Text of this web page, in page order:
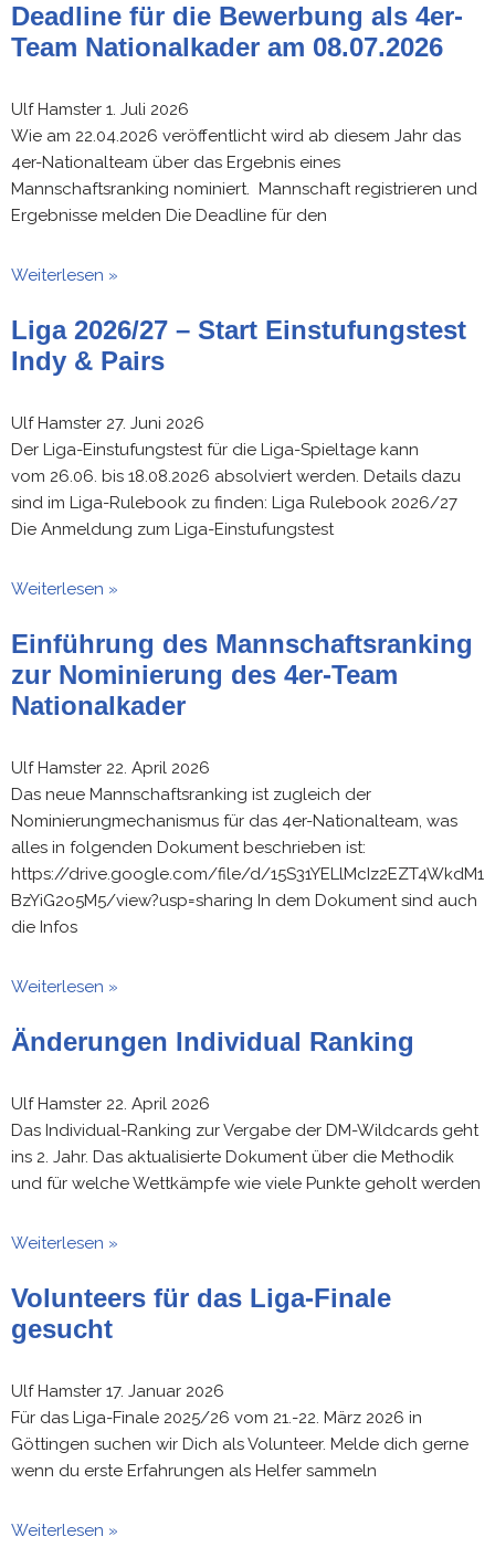
Deadline für die Bewerbung als 4er-
Team Nationalkader am 08.07.2026
Ulf Hamster 1. Juli 2026
Wie am 22.04.2026 veröffentlicht wird ab diesem Jahr das
4er-Nationalteam über das Ergebnis eines
Mannschaftsranking nominiert. Mannschaft registrieren und
Ergebnisse melden Die Deadline für den
Weiterlesen »
Liga 2026/27 – Start Einstufungstest
Indy & Pairs
Ulf Hamster 27. Juni 2026
Der Liga-Einstufungstest für die Liga-Spieltage kann
vom 26.06. bis 18.08.2026 absolviert werden. Details dazu
sind im Liga-Rulebook zu finden: Liga Rulebook 2026/27
Die Anmeldung zum Liga-Einstufungstest
Weiterlesen »
Einführung des Mannschaftsranking
zur Nominierung des 4er-Team
Nationalkader
Ulf Hamster 22. April 2026
Das neue Mannschaftsranking ist zugleich der
Nominierungmechanismus für das 4er-Nationalteam, was
alles in folgenden Dokument beschrieben ist:
https://drive.google.com/file/d/15S31YELlMcIz2EZT4WkdM1
BzYiG2o5M5/view?usp=sharing In dem Dokument sind auch
die Infos
Weiterlesen »
Änderungen Individual Ranking
Ulf Hamster 22. April 2026
Das Individual-Ranking zur Vergabe der DM-Wildcards geht
ins 2. Jahr. Das aktualisierte Dokument über die Methodik
und für welche Wettkämpfe wie viele Punkte geholt werden
Weiterlesen »
Volunteers für das Liga-Finale
gesucht
Ulf Hamster 17. Januar 2026
Für das Liga-Finale 2025/26 vom 21.-22. März 2026 in
Göttingen suchen wir Dich als Volunteer. Melde dich gerne
wenn du erste Erfahrungen als Helfer sammeln
Weiterlesen »